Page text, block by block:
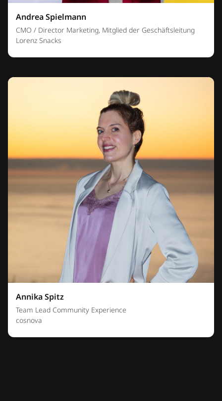
Andrea Spielmann
CMO / Director Marketing, Mitglied der Geschäftsleitung
Lorenz Snacks
Annika Spitz
Team Lead Community Experience
cosnova